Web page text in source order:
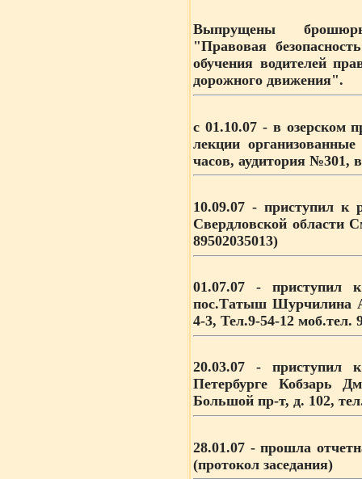
Выпрущены
"Правовая
обучения водителей
дорожного движения".
с 01.10.07- в озерском
лекции
часов, аудитория №301,
10.09.07 - приступил к
Свердловской области
89502035013)
01.07.07 - приступил к
пос.Татыш Шурчилина
4-3, Тел.9-54-12 моб.тел.
20.03.07 - приступил к
Петербурге Кобзарь
Большой пр-т, д. 102,
28.01.07 - прошла
(протокол заседания)